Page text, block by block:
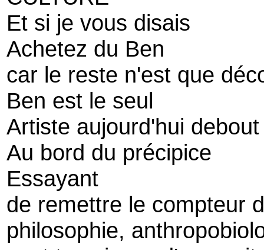
Et si je vous disais
Achetez du Ben
car le reste n'est que
Ben est le seul
Artiste aujourd'hui debout
Au bord du précipice
Essayant
de remettre le compteur
philosophie,